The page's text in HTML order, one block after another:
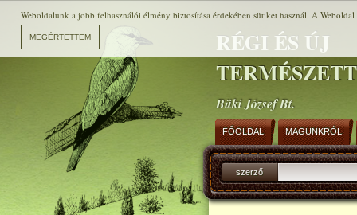
RÉGI ÉS ÚJ
Büki József Bt.
FŐOLDAL MAGUNKRÓL
szerző
Weboldalunk a jobb felhasználói élmény biztosítása érdekében sütiket használ. A